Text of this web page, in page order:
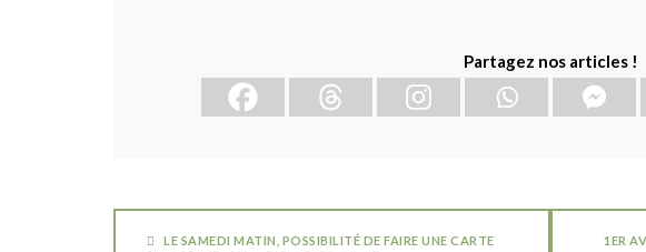
Partagez nos articles !
LE SAMEDI MATIN, POSSIBILITÉ DE FAIRE UNE CARTE
1ER